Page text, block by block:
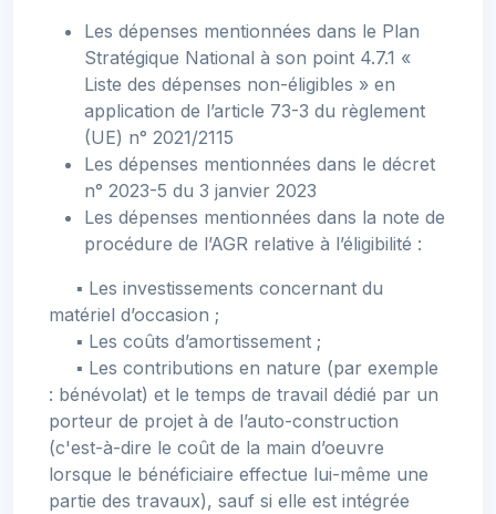
Les dépenses mentionnées dans le Plan
Stratégique National à son point 4.7.1 «
Liste des dépenses non-éligibles » en
application de l’article 73-3 du règlement
(UE) n° 2021/2115
Les dépenses mentionnées dans le décret
n° 2023-5 du 3 janvier 2023
Les dépenses mentionnées dans la note de
procédure de l’AGR relative à l’éligibilité :
▪ Les investissements concernant du
matériel d’occasion ;
▪ Les coûts d’amortissement ;
▪ Les contributions en nature (par exemple
: bénévolat) et le temps de travail dédié par un
porteur de projet à de l’auto-construction
(c'est-à-dire le coût de la main d’oeuvre
lorsque le bénéficiaire effectue lui-même une
partie des travaux), sauf si elle est intégrée